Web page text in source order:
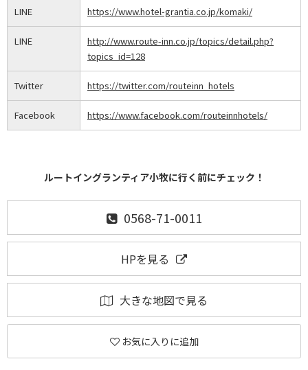
LINE https://www.hotel-grantia.co.jp/komaki/
LINE
http://www.route-inn.co.jp/topics/detail.php?
topics_id=128
Twitter https://twitter.com/routeinn_hotels
Facebook https://www.facebook.com/routeinnhotels/
ルートイングランティア小牧に行く前にチェック！
0568-71-0011
HPを見る
大きな地図で見る
お気に入りに追加